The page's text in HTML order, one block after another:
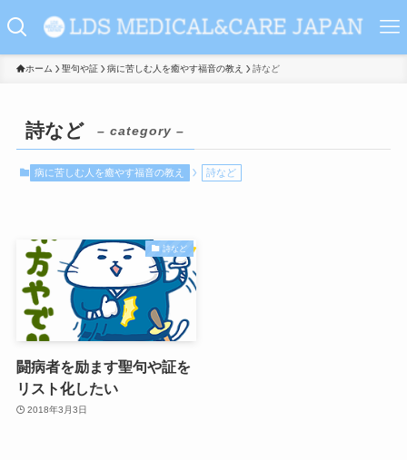
ホーム 聖句や証 病に苦しむ人を癒やす福音の教え 詩など
詩など – category –
病に苦しむ人を癒やす福音の教え 詩など
詩など
闘病者を励ます聖句や証を
リスト化したい
2018年3月3日